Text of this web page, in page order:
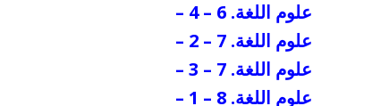
علوم اللغة. 6 – 4
–
علوم اللغة. 7 – 2
–
علوم اللغة. 7 – 3
–
علوم اللغة. 8 – 1
–